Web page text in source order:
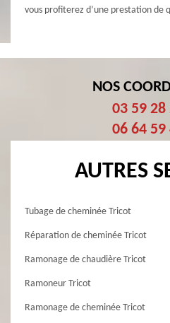
vous profiterez d’une prestation de
NOS
03 59 28
06 64 59
AUTRES
Tubage de cheminée Tricot
Réparation de cheminée Tricot
Ramonage de chaudière Tricot
Ramoneur Tricot
Ramonage de cheminée Tricot